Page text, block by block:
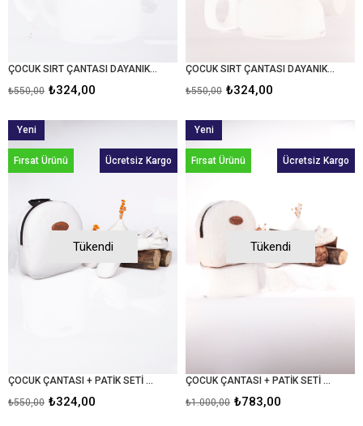
ÇOCUK SIRT ÇANTASI DAYANIKLI KADİFE FERMUARLI RAHAT TAŞINABİLİR KREŞ VE GEZİ
₺324,00
₺550,00
ÇOCUK SIRT ÇANTASI DAYANIKLI POLAR FERMUARLI RAHAT TAŞINABİLİR KREŞ VE GEZİ
₺324,00
₺550,00
Tükendi
ÇOCUK ÇANTASI + PATİK SETİ KOMBİN KADİFE ÇANTA PANDUF SETİ
₺324,00
₺550,00
Ücretsiz Kargo
Yeni
Ürün
Fırsat Ürünü
Tükendi
ÇOCUK ÇANTASI + PATİK SETİ KOMBİN POLAR ÇANTA PANDUF SETİ
₺783,00
₺1.000,00
Ücretsiz Kargo
Yeni
Ürün
Fırsat Ürünü